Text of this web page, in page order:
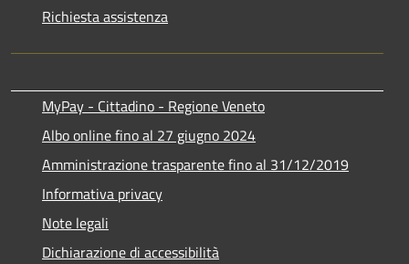
Richiesta assistenza
MyPay - Cittadino - Regione Veneto
Albo online fino al 27 giugno 2024
Amministrazione trasparente fino al 31/12/2019
Informativa privacy
Note legali
Dichiarazione di accessibilità